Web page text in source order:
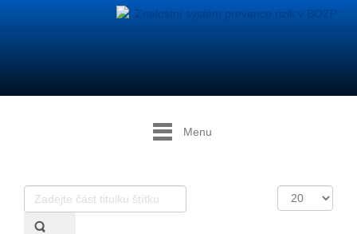
Menu
Zadejte
část
titulku
Počet
zobrazení